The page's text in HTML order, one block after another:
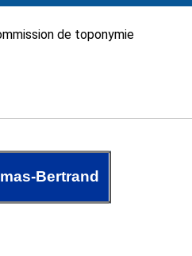
de toponymie
Bertrand